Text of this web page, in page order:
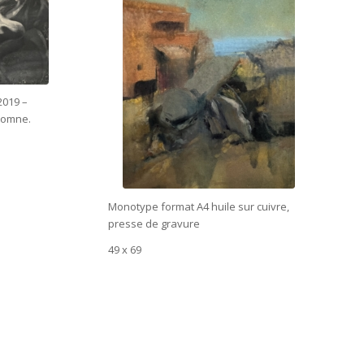
–
Monotype format A4 huile sur cuivre,
presse de gravure
49 x 69